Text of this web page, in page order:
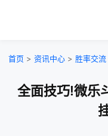
首页 > 资讯中心 > 胜率交流
全面技巧!微乐